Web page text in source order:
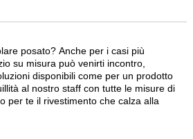
posato? Anche per i casi più
su misura può venirti incontro,
disponibili come per un prodotto
al nostro staff con tutte le misure di
per te il rivestimento che calza alla